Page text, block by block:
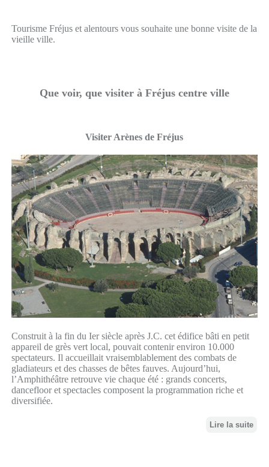
Tourisme Fréjus et alentours vous souhaite une bonne visite de la
vieille ville.
Que voir, que visiter à Fréjus centre ville
Visiter Arènes de Fréjus
Construit à la fin du Ier siècle après J.C. cet édifice bâti en petit
appareil de grès vert local, pouvait contenir environ 10.000
spectateurs. Il accueillait vraisemblablement des combats de
gladiateurs et des chasses de bêtes fauves. Aujourd’hui,
l’Amphithéâtre retrouve vie chaque été : grands concerts,
dancefloor et spectacles composent la programmation riche et
diversifiée.
Lire la suite